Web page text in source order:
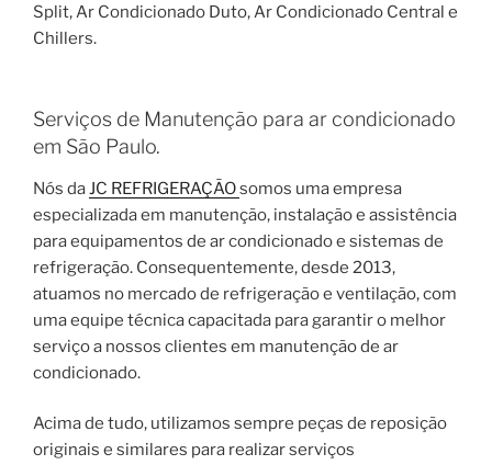
Split, Ar Condicionado Duto, Ar Condicionado Central e
Chillers.
Serviços de Manutenção para ar condicionado
em São Paulo.
Nós daJC REFRIGERAÇÃOsomos uma empresa
especializada em manutenção, instalação e assistência
para equipamentos de ar condicionado e sistemas de
refrigeração. Consequentemente, desde 2013,
atuamos no mercado de refrigeração e ventilação, com
uma equipe técnica capacitada para garantir o melhor
serviço a nossos clientes em manutenção de ar
condicionado.
Acima de tudo, utilizamos sempre peças de reposição
originais e similares para realizar serviços